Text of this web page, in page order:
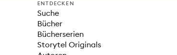
ENTDECKEN
Suche
Bücher
Bücherserien
Storytel Originals